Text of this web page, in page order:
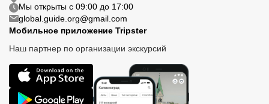
Мы открыты с 09:00 до 17:00
global.guide.org@gmail.com
Мобильное приложение Tripster
Наш партнер по организации экскурсий